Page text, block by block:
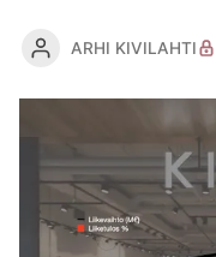
ARHI KIVILAHTI